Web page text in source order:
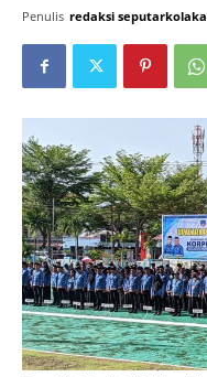
Penulis redaksi seputarkolaka